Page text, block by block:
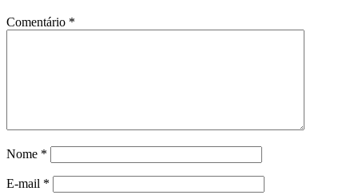
Comentário *
Nome *
E-mail *